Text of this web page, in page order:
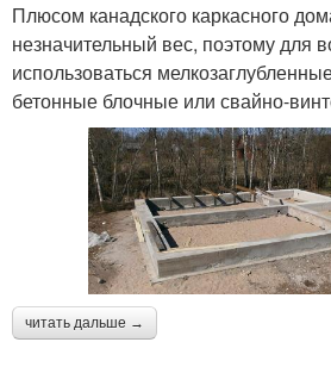
Плюсом канадского каркасного
незначительный вес, поэтому для
использоваться
бетонные блочные или свайно-
читать дальше →